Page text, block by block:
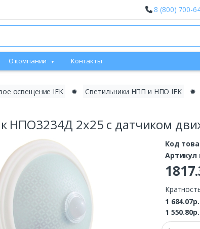
8 (800) 700-
О компании Контакты
освещение IEK ✹ Светильники НПП и НПО IEK ✹
НПО3234Д 2х25 с датчиком
Код
Артикул
1
1